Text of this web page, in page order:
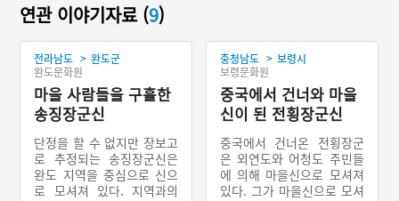
연관 이야기자료 (9)
전라남도 > 완도군
완도문화원
마을 사람들을 구휼한
송징장군신
단정을 할 수 없지만 장보고
로 추정되는 송징장군신은
완도 지역을 중심으로 신으
로 모셔져 있다. 지역과의
충청남도 > 보령시
보령문화원
중국에서 건너와 마을
신이 된 전횡장군신
중국에서 건너온 전횡장군
은 외연도와 어청도 주민들
에 의해 마을신으로 모셔져
있다. 그가 마을신으로 모셔